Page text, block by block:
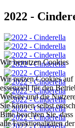
2022 -
Wir benutzen Cookies
Wir nutzen Cookies
essenziell für den
Website und die
Sie können selbst
Bitte beachten Sie,
alle Funktionalitäten